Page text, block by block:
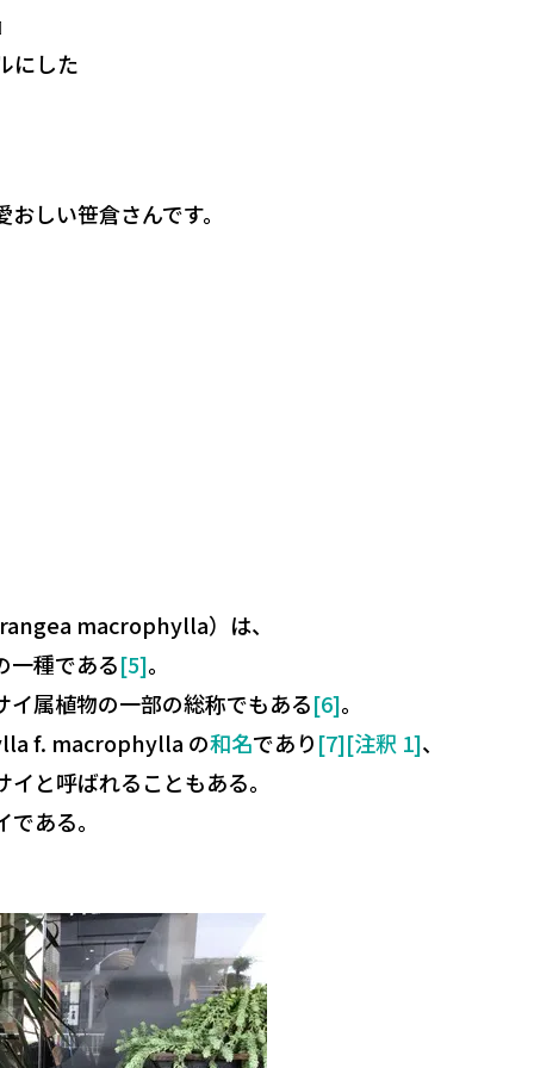
にした
しい笹倉さんです。
macrophylla）は、
一種である[5]。
属植物の一部の総称でもある[6]。
f. macrophylla の和名であり[7][注釈 1]、
イと呼ばれることもある。
である。